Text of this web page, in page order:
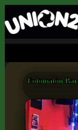
Fotomatón Bar